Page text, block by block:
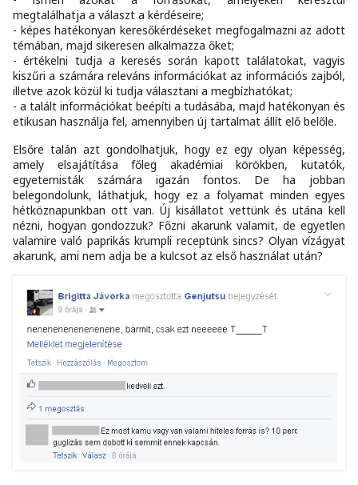
megtalálhatja a választ a kérdéseire;
- képes hatékonyan keresőkérdéseket megfogalmazni az adott
témában, majd sikeresen alkalmazza őket;
- értékelni tudja a keresés során kapott találatokat, vagyis
kiszűri a számára releváns információkat az információs zajból,
illetve azok közül ki tudja választani a megbízhatókat;
- a talált információkat beépíti a tudásába, majd hatékonyan és
etikusan használja fel, amennyiben új tartalmat állít elő belőle.
Elsőre talán azt gondolhatjuk, hogy ez egy olyan képesség,
amely elsajátítása főleg akadémiai körökben, kutatók,
egyetemisták számára igazán fontos. De ha jobban
belegondolunk, láthatjuk, hogy ez a folyamat minden egyes
hétköznapunkban ott van. Új kisállatot vettünk és utána kell
nézni, hogyan gondozzuk? Főzni akarunk valamit, de egyetlen
valamire való paprikás krumpli receptünk sincs? Olyan vízágyat
akarunk, ami nem adja be a kulcsot az első használat után?